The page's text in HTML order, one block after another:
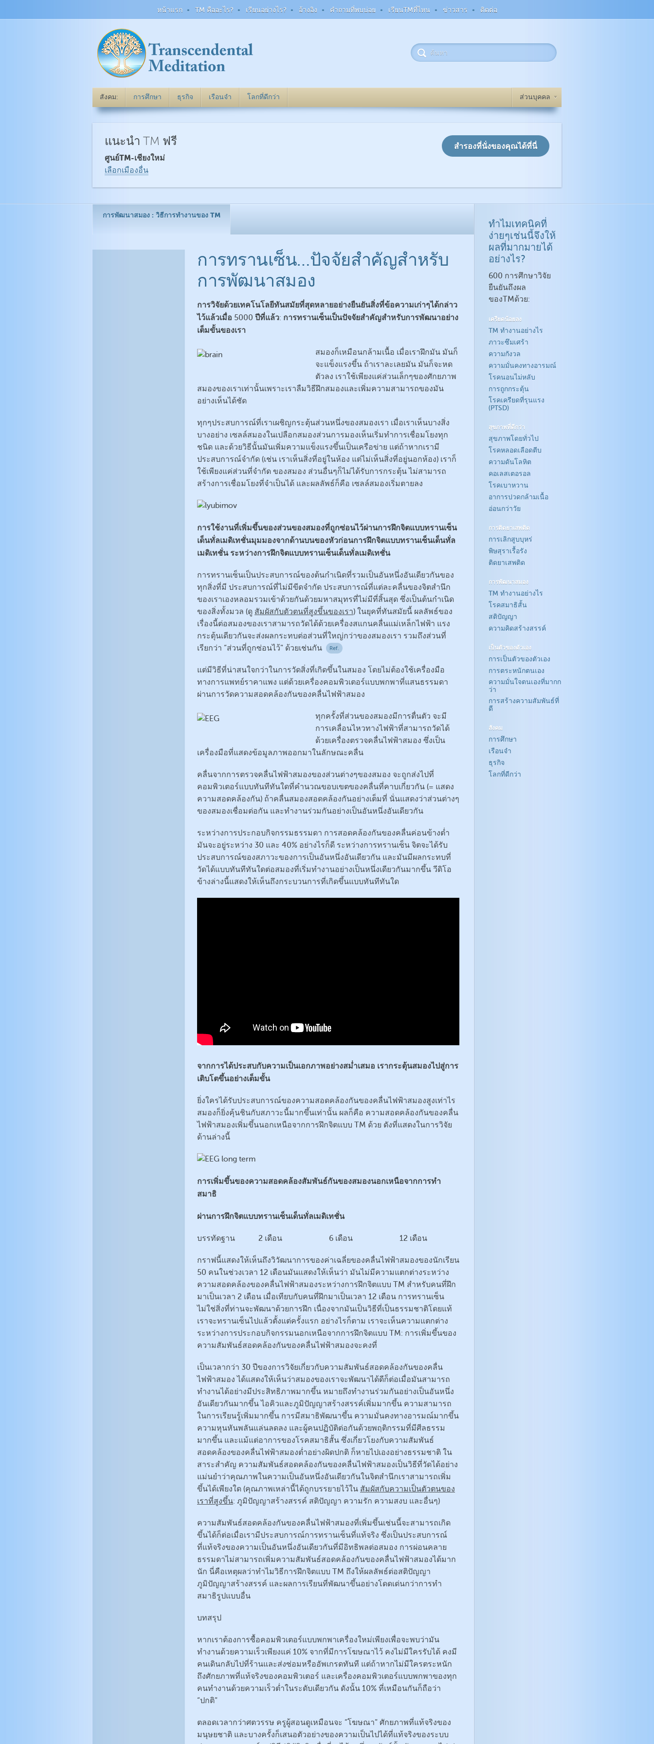
หน้าแรก TM คืออะไร? เรียนอย่างไร? อ้างอิง คำถามที่พบบ่อย เรียนTMที่ไหน ข่าวสาร ติดต่อ
สังคม: การศึกษา ธุรกิจ เรือนจำ โลกที่ดีกว่า ส่วนบุคคล
ตนเอง
หลังความเครียดที่
การสะสมไขมันใน
อาการปวดกล้ามเนื้อ
ติดยาเสพติด
โรคสมาธิสั้น
แนะนำ TM ฟรี
ศูนย์TM-เชียงใหม่
เลือกเมืองอื่น
การพัฒนาสมอง : วิธีการทำงานของ TM
การทรานเซ็น…ปัจจัยสำคัญสำหรับ
การพัฒนาสมอง
การวิจัยด้วยเทคโนโลยีทันสมัยที่สุดหลายอย่างยืนยันสิ่งที่ข้อความเก่าๆได้กล่าว
ไว้แล้วเมื่อ 5000 ปีที่แล้ว: การทรานเซ็นเป็นปัจจัยสำคัญสำหรับการพัฒนาอย่าง
เต็มขั้นของเรา
สมองก็เหมือนกล้ามเนื้อ เมื่อเราฝึกมัน มันก็
จะแข็งแรงขึ้น ถ้าเราละเลยมัน มันก็จะหด
ตัวลง เราใช้เพียงแค่ส่วนเล็กๆของศักยภาพ
สมองของเราเท่านั้นเพราะเราลืมวิธีฝึกสมองและเพิ่มความสามารถของมัน
อย่างเห็นได้ชัด
ทุกๆประสบการณ์ที่เราเผชิญกระตุ้นส่วนหนึ่งของสมองเรา เมื่อเราเห็นบางสิ่ง
บางอย่าง เซลล์สมองในเปลือกสมองส่วนการมองเห็นเริ่มทำการเชื่อมโยงทุก
ชนิด และด้วยวิธีนั้นมันเพิ่มความแข็งแรงขึ้นเป็นเครือข่าย แต่ถ้าหากเรามี
ประสบการณ์จำกัด (เช่น เราเห็นสิ่งที่อยู่ในห้อง แต่ไม่เห็นสิ่งที่อยู่นอกห้อง) เราก็
ใช้เพียงแค่ส่วนที่จำกัด ของสมอง ส่วนอื่นๆก็ไม่ได้รับการกระตุ้น ไม่สามารถ
สร้างการเชื่อมโยงที่จำเป็นได้ และผลลัพธ์ก็คือ เซลล์สมองเริ่มตายลง
การใช้งานที่เพิ่มขึ้นของส่วนของสมองที่ถูกซ่อนไว้ผ่านการฝึกจิตแบบทรานเซ็น
เด็นทั่ลเมดิเทชั่นมุมมองจากด้านบนของหัวก่อนการฝึกจิตแบบทรานเซ็นเด็นทั่ล
เมดิเทชั่น ระหว่างการฝึกจิตแบบทรานเซ็นเด็นทั่ลเมดิเทชั่น
การทรานเซ็นเป็นประสบการณ์ของต้นกำเนิดที่รวมเป็นอันหนึ่งอันเดียวกันของ
ทุกสิ่งที่มี ประสบการณ์ที่ไม่มีขีดจำกัด ประสบการณ์ที่แต่ละคลื่นของจิตสำนึก
ของเราเองหลอมรวมเข้าด้วยกันด้วยมหาสมุทรที่ไม่มีที่สิ้นสุด ซึ่งเป็นต้นกำเนิด
ของสิ่งทั้งมวล (ดู สัมผัสกับตัวตนที่สูงขึ้นของเรา) ในยุคที่ทันสมัยนี้ ผลลัพธ์ของ
เรื่องนี้ต่อสมองของเราสามารถวัดได้ด้วยเครื่องสแกนคลื่นแม่เหล็กไฟฟ้า แรง
กระตุ้นเดียวกันจะส่งผลกระทบต่อส่วนที่ใหญ่กว่าของสมองเรา รวมถึงส่วนที่
เรียกว่า “ส่วนที่ถูกซ่อนไว้” ด้วยเช่นกัน
Ref.
แต่มีวิธีที่น่าสนใจกว่าในการวัดสิ่งที่เกิดขึ้นในสมอง โดยไม่ต้องใช้เครื่องมือ
ทางการแพทย์ราคาแพง แต่ด้วยเครื่องคอมพิวเตอร์แบบพกพาที่แสนธรรมดา
ผ่านการวัดความสอดคล้องกันของคลื่นไฟฟ้าสมอง
ทุกครั้งที่ส่วนของสมองมีการตื่นตัว จะมี
การเคลื่อนไหวทางไฟฟ้าที่สามารถวัดได้
ด้วยเครื่องตรวจคลื่นไฟฟ้าสมอง ซึ่งเป็น
เครื่องมือที่แสดงข้อมูลภาพออกมาในลักษณะคลื่น
คลื่นจากการตรวจคลื่นไฟฟ้าสมองของส่วนต่างๆของสมอง จะถูกส่งไปที่
คอมพิวเตอร์แบบทันทีทันใดที่คำนวณขอบเขตของคลื่นที่คาบเกี่ยวกัน (= แสดง
ความสอดคล้องกัน) ถ้าคลื่นสมองสอดคล้องกันอย่างเต็มที่ นั่นแสดงว่าส่วนต่างๆ
ของสมองเชื่อมต่อกัน และทำงานร่วมกันอย่างเป็นอันหนึ่งอันเดียวกัน
ระหว่างการประกอบกิจกรรมธรรมดา การสอดคล้องกันของคลื่นค่อนข้างต่ำ
มันจะอยู่ระหว่าง 30 และ 40% อย่างไรก็ดี ระหว่างการทรานเซ็น จิตจะได้รับ
ประสบการณ์ของสภาวะของการเป็นอันหนึ่งอันเดียวกัน และมันมีผลกระทบที่
วัดได้แบบทันทีทันใดต่อสมองที่เริ่มทำงานอย่างเป็นหนึ่งเดียวกันมากขึ้น วีดิโอ
ข้างล่างนี้แสดงให้เห็นถึงกระบวนการที่เกิดขึ้นแบบทันทีทันใด
จากการได้ประสบกับความเป็นเอกภาพอย่างสม่ำเสมอ เรากระตุ้นสมองไปสู่การ
เติบโตขึ้นอย่างเต็มขั้น
ยิ่งใครได้รับประสบการณ์ของความสอดคล้องกันของคลื่นไฟฟ้าสมองสูงเท่าไร
สมองก็ยิ่งคุ้นชินกับสภาวะนี้มากขึ้นเท่านั้น ผลก็คือ ความสอดคล้องกันของคลื่น
ไฟฟ้าสมองเพิ่มขึ้นนอกเหนือจากการฝึกจิตแบบ TM ด้วย ดังที่แสดงในการวิจัย
ด้านล่างนี้
การเพิ่มขึ้นของความสอดคล้องสัมพันธ์กันของสมองนอกเหนือจากการทำ
สมาธิ
ผ่านการฝึกจิตแบบทรานเซ็นเด็นทั่ลเมดิเทชั่น
บรรทัดฐาน 2 เดือน 6 เดือน 12 เดือน
กราฟนี้แสดงให้เห็นถึงวิวัฒนาการของค่าเฉลี่ยของคลื่นไฟฟ้าสมองของนักเรียน
50 คนในช่วงเวลา 12 เดือนมันแสดงให้เห็นว่า มันไม่มีความแตกต่างระหว่าง
ความสอดคล้องของคลื่นไฟฟ้าสมองระหว่างการฝึกจิตแบบ TM สำหรับคนที่ฝึก
มาเป็นเวลา 2 เดือน เมื่อเทียบกับคนที่ฝึกมาเป็นเวลา 12 เดือน การทรานเซ็น
ไม่ใช่สิ่งที่ท่านจะพัฒนาด้วยการฝึก เนื่องจากมันเป็นวิธีที่เป็นธรรมชาติโดยแท้
เราจะทรานเซ็นไปแล้วตั้งแต่ครั้งแรก อย่างไรก็ตาม เราจะเห็นความแตกต่าง
ระหว่างการประกอบกิจกรรมนอกเหนือจากการฝึกจิตแบบ TM: การเพิ่มขึ้นของ
ความสัมพันธ์สอดคล้องกันของคลื่นไฟฟ้าสมองจะคงที่
เป็นเวลากว่า 30 ปีของการวิจัยเกี่ยวกับความสัมพันธ์สอดคล้องกันของคลื่น
ไฟฟ้าสมอง ได้แสดงให้เห็นว่าสมองของเราจะพัฒนาได้ดีก็ต่อเมื่อมันสามารถ
ทำงานได้อย่างมีประสิทธิภาพมากขึ้น หมายถึงทำงานร่วมกันอย่างเป็นอันหนึ่ง
อันเดียวกันมากขึ้น ไอคิวและภูมิปัญญาสร้างสรรค์เพิ่มมากขึ้น ความสามารถ
ในการเรียนรู้เพิ่มมากขึ้น การมีสมาธิพัฒนาขึ้น ความมั่นคงทางอารมณ์มากขึ้น
ความหุนหันพลันแล่นลดลง และผู้คนปฏิบัติต่อกันด้วยพฤติกรรมที่มีศีลธรรม
มากขึ้น และแม้แต่อาการของโรคสมาธิสั้น ซึ่งเกี่ยวโยงกับความสัมพันธ์
สอดคล้องของคลื่นไฟฟ้าสมองต่ำอย่างผิดปกติ ก็หายไปเองอย่างธรรมชาติ ใน
สาระสำคัญ ความสัมพันธ์สอดคล้องกันของคลื่นไฟฟ้าสมองเป็นวิธีที่วัดได้อย่าง
แม่นยำว่าคุณภาพในความเป็นอันหนึ่งอันเดียวกันในจิตสำนึกเราสามารถเพิ่ม
ขึ้นได้เพียงใด (คุณภาพเหล่านี้ได้ถูกบรรยายไว้ใน สัมผัสกับความเป็นตัวตนของ
เราที่สูงขึ้น: ภูมิปัญญาสร้างสรรค์ สติปัญญา ความรัก ความสงบ และอื่นๆ)
ความสัมพันธ์สอดคล้องกันของคลื่นไฟฟ้าสมองที่เพิ่มขึ้นเช่นนี้จะสามารถเกิด
ขึ้นได้ก็ต่อเมื่อเรามีประสบการณ์การทรานเซ็นที่แท้จริง ซึ่งเป็นประสบการณ์
ที่แท้จริงของความเป็นอันหนึ่งอันเดียวกันที่มีอิทธิพลต่อสมอง การผ่อนคลาย
ธรรมดาไม่สามารถเพิ่มความสัมพันธ์สอดคล้องกันของคลื่นไฟฟ้าสมองได้มาก
นัก นี่คือเหตุผลว่าทำไมวิธีการฝึกจิตแบบ TM ถึงให้ผลลัพธ์ต่อสติปัญญา
ภูมิปัญญาสร้างสรรค์ และผลการเรียนที่พัฒนาขึ้นอย่างโดดเด่นกว่าการทำ
สมาธิรูปแบบอื่น
บทสรุป
หากเราต้องการซื้อคอมพิวเตอร์แบบพกพาเครื่องใหม่เพียงเพื่อจะพบว่ามัน
ทำงานด้วยความเร็วเพียงแค่ 10% จากที่มีการโฆษณาไว้ คงไม่มีใครรับได้ คงมี
คนเดินกลับไปที่ร้านและส่งซ่อมหรืออัพเกรดทันที แต่ถ้าหากไม่มีใครตระหนัก
ถึงศักยภาพที่แท้จริงของคอมพิวเตอร์ และเครื่องคอมพิวเตอร์แบบพกพาของทุก
คนทำงานด้วยความเร็วต่ำในระดับเดียวกัน ดังนั้น 10% ที่เหมือนกันก็ถือว่า
“ปกติ”
ตลอดเวลากว่าศตวรรษ ครูผู้สอนดูเหมือนจะ “โฆษณา” ศักยภาพที่แท้จริงของ
มนุษยชาติ และบางครั้งก็เสนอตัวอย่างของความเป็นไปได้ที่แท้จริงของระบบ
ทำไมเทคนิคที่
ง่ายๆเช่นนี้จึงให้
ผลที่มากมายได้
อย่างไร?
600 การศึกษาวิจัย
ยืนยันถึงผล
ของTMด้วย:
เครียดน้อยลง
TM ทำงานอย่างไร
ภาวะซึมเศร้า
ความกังวล
ความมั่นคงทางอารมณ์
โรคนอนไม่หลับ
การถูกกระตุ้น
โรคเครียดที่รุนแรง
(PTSD)
สุขภาพที่ดีกว่า
สุขภาพโดยทั่วไป
โรคหลอดเลือดตีบ
ความดันโลหิต
คอเลสเตอรอล
โรคเบาหวาน
อาการปวดกล้ามเนื้อ
อ่อนกว่าวัย
การติดยาเสพติด
การเลิกสูบบุหร่
พิษสุราเรื้อรัง
ติดยาเสพติด
การพัฒนาสมอง
TM ทำงานอย่างไร
โรคสมาธิสั้น
สติปัญญา
ความคิดสร้างสรรค์
เป็นตัวของตัวเอง
การเป็นตัวของตัวเอง
การตระหนักตนเอง
ความมั่นใจตนเองที่มากก
ว่า
การสร้างความสัมพันธ์ที่
ดี
สังคม
การศึกษา
เรือนจำ
ธุรกิจ
โลกที่ดีกว่า